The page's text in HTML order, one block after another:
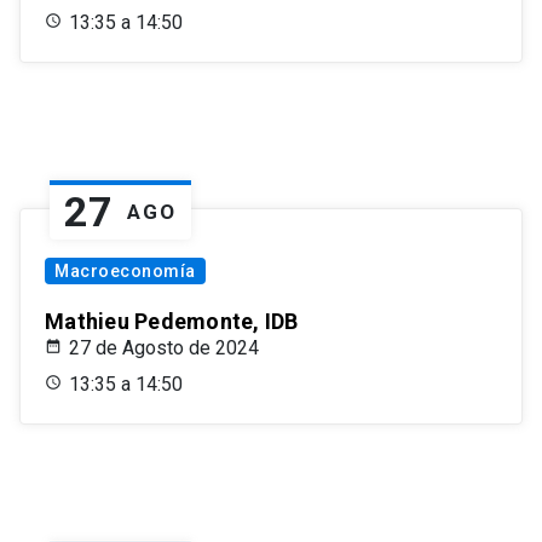
13:35 a 14:50
27 AGO
Macroeconomía
Mathieu Pedemonte, IDB
27 de Agosto de 2024
13:35 a 14:50